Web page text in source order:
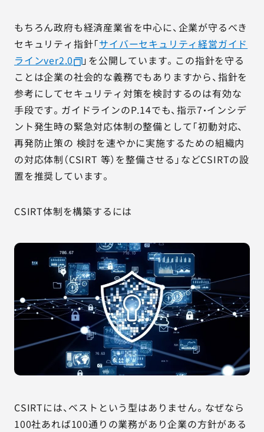
もちろん政府も経済産業省を中心に、企業が守るべき
セキュリティ指針「サイバーセキュリティ経営ガイド
ラインver2.0
」を公開しています。この指針を守る
ことは企業の社会的な義務でもありますから、指針を
参考にしてセキュリティ対策を検討するのは有効な
手段です。ガイドラインのP.14でも、指示7・インシデ
ント発生時の緊急対応体制の整備として「初動対応、
再発防止策の 検討を速やかに実施するための組織内
の対応体制（CSIRT 等）を整備させる」などCSIRTの設
置を推奨しています。
CSIRT体制を構築するには
CSIRTには、ベストという型はありません。なぜなら
100社あれば100通りの業務があり企業の方針がある